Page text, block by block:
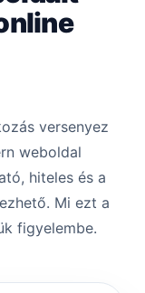
versenyez
weboldal
hiteles és a
Mi ezt a
figyelembe.